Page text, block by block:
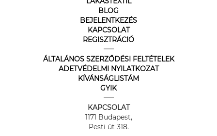
BLOG
BEJELENTKEZÉS
KAPCSOLAT
REGISZTRÁCIÓ
ÁLTALÁNOS SZERZŐDÉSI FELTÉTELEK
ADETVÉDELMI NYILATKOZAT
KÍVÁNSÁGLISTÁM
GYIK
KAPCSOLAT
1171 Budapest,
Pesti út 318.